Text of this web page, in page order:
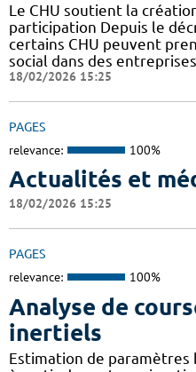
Le CHU soutient la
participation Depuis le
certains CHU peuvent
social dans des
18/02/2026 15:25
PAGES
relevance: 100%
Actualités et
18/02/2026 15:25
PAGES
relevance: 100%
Analyse de
inertiels
Estimation de paramètres